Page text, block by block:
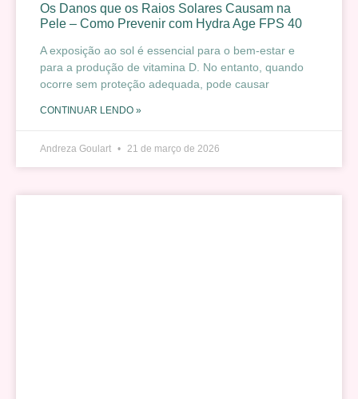
Os Danos que os Raios Solares Causam na
Pele – Como Prevenir com Hydra Age FPS 40
A exposição ao sol é essencial para o bem-estar e
para a produção de vitamina D. No entanto, quando
ocorre sem proteção adequada, pode causar
CONTINUAR LENDO »
Andreza Goulart 21 de março de 2026